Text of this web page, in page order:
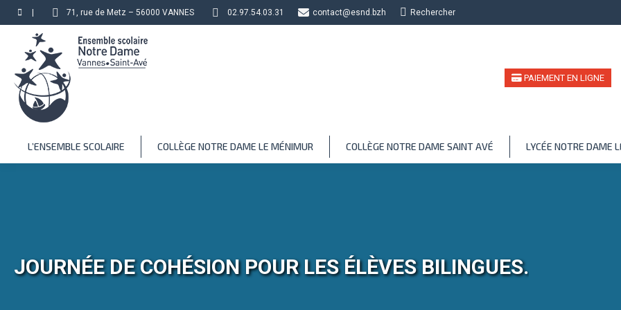
71, rue de Metz – 56000 VANNES 02.97.54.03.31 contact@esnd.bzh Recherche
Rechercher
PAIEMENT EN LIGNE
L’ENSEMBLE SCOLAIRE COLLÈGE NOTRE DAME LE MÉNIMUR COLLÈGE NOTRE DAME SAINT AVÉ LYCÉE NOTRE DAME
JOURNÉE DE COHÉSION POUR LES ÉLÈVES BILINGUES.